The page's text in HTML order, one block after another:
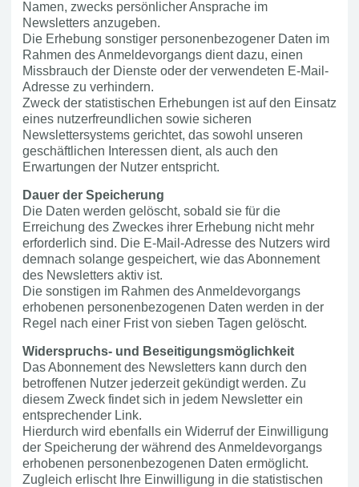
Namen, zwecks persönlicher Ansprache im
Newsletters anzugeben.
Die Erhebung sonstiger personenbezogener Daten im
Rahmen des Anmeldevorgangs dient dazu, einen
Missbrauch der Dienste oder der verwendeten E-Mail-
Adresse zu verhindern.
Zweck der statistischen Erhebungen ist auf den Einsatz
eines nutzerfreundlichen sowie sicheren
Newslettersystems gerichtet, das sowohl unseren
geschäftlichen Interessen dient, als auch den
Erwartungen der Nutzer entspricht.
Dauer der Speicherung
Die Daten werden gelöscht, sobald sie für die
Erreichung des Zweckes ihrer Erhebung nicht mehr
erforderlich sind. Die E-Mail-Adresse des Nutzers wird
demnach solange gespeichert, wie das Abonnement
des Newsletters aktiv ist.
Die sonstigen im Rahmen des Anmeldevorgangs
erhobenen personenbezogenen Daten werden in der
Regel nach einer Frist von sieben Tagen gelöscht.
Widerspruchs- und Beseitigungsmöglichkeit
Das Abonnement des Newsletters kann durch den
betroffenen Nutzer jederzeit gekündigt werden. Zu
diesem Zweck findet sich in jedem Newsletter ein
entsprechender Link.
Hierdurch wird ebenfalls ein Widerruf der Einwilligung
der Speicherung der während des Anmeldevorgangs
erhobenen personenbezogenen Daten ermöglicht.
Zugleich erlischt Ihre Einwilligung in die statistischen